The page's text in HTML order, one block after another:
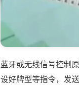
蓝牙或无线信号控制
设好牌型等指令，发